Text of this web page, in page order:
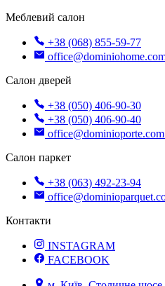
Меблевий салон
+38 (068) 855-59-77
Салон дверей
+38 (050) 406-90-30
+38 (050) 406-90-40
Салон паркет
+38 (063) 492-23-94
Контакти
INSTAGRAM
FACEBOOK